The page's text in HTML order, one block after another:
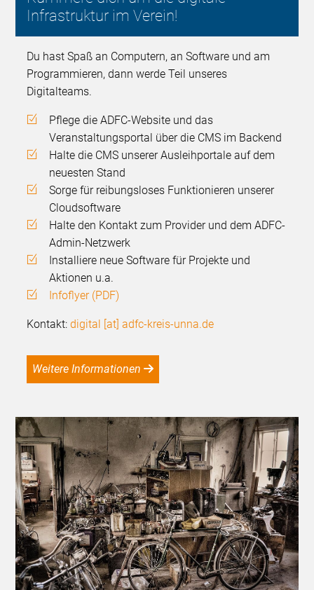
Infrastruktur im Verein!
Du hast Spaß an Computern, an Software und am
Programmieren, dann werde Teil unseres
Digitalteams.
Pflege die ADFC-Website und das
Veranstaltungsportal über die CMS im Backend
Halte die CMS unserer Ausleihportale auf dem
neuesten Stand
Sorge für reibungsloses Funktionieren unserer
Cloudsoftware
Halte den Kontakt zum Provider und dem ADFC-
Admin-Netzwerk
Installiere neue Software für Projekte und
Aktionen u.a.
Infoflyer (PDF)
Kontakt:digital [at] adfc-kreis-unna.de
Weitere Informationen